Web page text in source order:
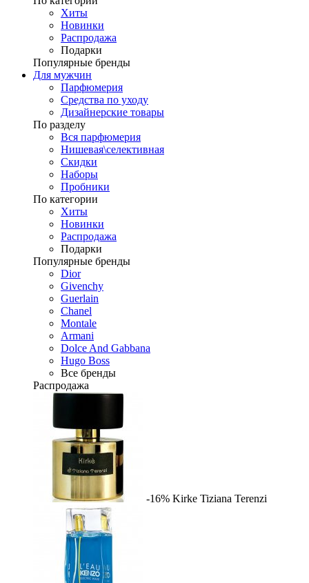
Хиты
Новинки
Распродажа
Подарки
Популярные бренды
Для мужчин
Парфюмерия
Средства по уходу
Дизайнерские товары
По разделу
Вся парфюмерия
Нишевая\селективная
Скидки
Наборы
Пробники
По категории
Хиты
Новинки
Распродажа
Подарки
Популярные бренды
Dior
Givenchy
Guerlain
Chanel
Montale
Armani
Dolce And Gabbana
Hugo Boss
Все бренды
Распродажа
-16% Kirke Tiziana Terenzi